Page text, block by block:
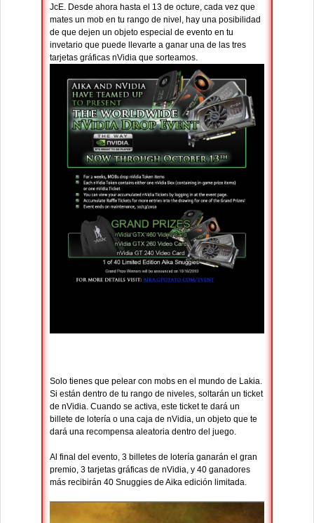
JcE. Desde ahora hasta el 13 de octure, cada vez que
mates un mob en tu rango de nivel, hay una posibilidad
de que dejen un objeto especial de evento en tu
invetario que puede llevarte a ganar una de las tres
tarjetas gráficas nVidia que sorteamos.
Solo tienes que pelear con mobs en el mundo de Lakia.
Si están dentro de tu rango de niveles, soltarán un ticket
de nVidia. Cuando se activa, este ticket te dará un
billete de lotería o una caja de nVidia, un objeto que te
dará una recompensa aleatoria dentro del juego.
Al final del evento, 3 billetes de lotería ganarán el gran
premio, 3 tarjetas gráficas de nVidia, y 40 ganadores
más recibirán 40 Snuggies de Aika edición limitada.